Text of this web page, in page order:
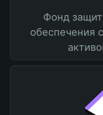
Фонд
обеспечения